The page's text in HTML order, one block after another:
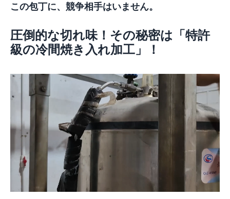
この包丁に、競争相手はいません。
圧倒的な切れ味！その秘密は「特許
級の冷間焼き入れ加工」！